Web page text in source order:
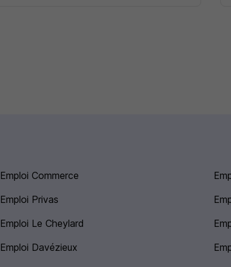
Emploi Commerce
Emploi Privas
Emploi Le Cheylard
Emploi Davézieux